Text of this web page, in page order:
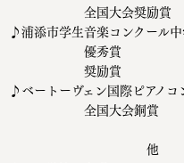
全国大会奨励賞
♪浦添市学生音楽コンクール
優秀賞
奨励賞
♪ベートーヴェン国際ピアノコ
全国大会銅賞
他